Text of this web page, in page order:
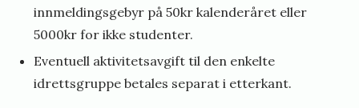
innmeldingsgebyr på 50kr kalenderåret eller
5000kr for ikke studenter.
Eventuell aktivitetsavgift til den enkelte
idrettsgruppe betales separat i etterkant.